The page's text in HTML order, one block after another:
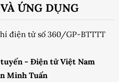
ỨNG DỤNG
điện tử số 360/GP-BTTTT
tuyến - Điện tử Việt Nam
Minh Tuấn